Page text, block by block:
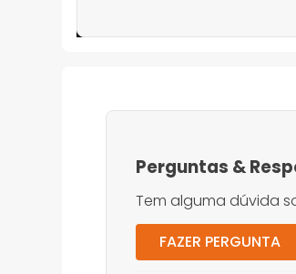
Perguntas &
Tem alguma dúvida
FAZER PERGUNTA